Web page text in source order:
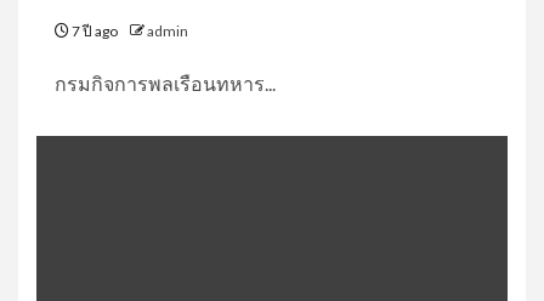
7 ปี ago admin
กรมกิจการพลเรือนทหาร...